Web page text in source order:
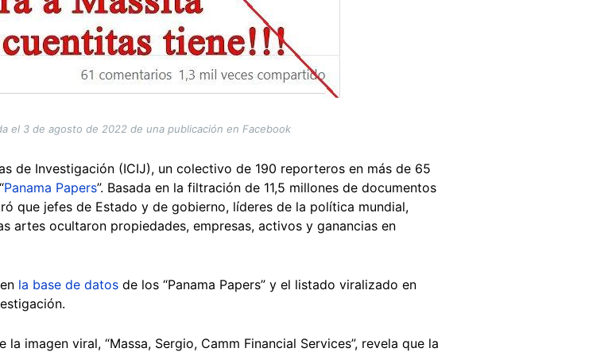
el 3 de agosto de 2022 de una publicación en Facebook
de Investigación (ICIJ), un colectivo de 190 reporteros en más de 65
Panama Papers”. Basada en la filtración de 11,5 millones de documentos
que jefes de Estado y de gobierno, líderes de la política mundial,
artes ocultaron propiedades, empresas, activos y ganancias en
la base de datos de los “Panama Papers” y el listado viralizado en
imagen viral, “Massa, Sergio, Camm Financial Services”, revela que la